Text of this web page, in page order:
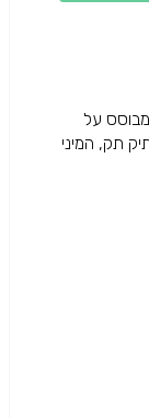
ארנק המיני וואלט של חברת Secrid מבוסס על
תק, המיני